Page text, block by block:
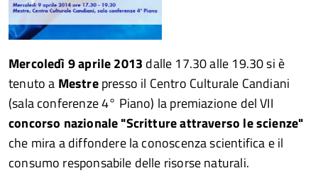
Mercoledì 9 aprile 2013 dalle 17.30 alle 19.30 si è
tenuto a Mestrepresso il Centro Culturale Candiani
(sala conferenze 4° Piano) la premiazione del VII
concorso nazionale "Scritture attraverso le scienze"
che mira a diffondere la conoscenza scientifica e il
consumo responsabile delle risorse naturali.